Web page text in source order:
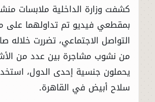
كشفت وزارة الداخلية ملابسات
بمقطعي فيديو تم تداولهما على
التواصل الاجتماعي، تضررت خلاله
من نشوب مشاجرة بين عدد من
يحملون جنسية إحدى الدول،
سلاح أبيض في القاهرة.